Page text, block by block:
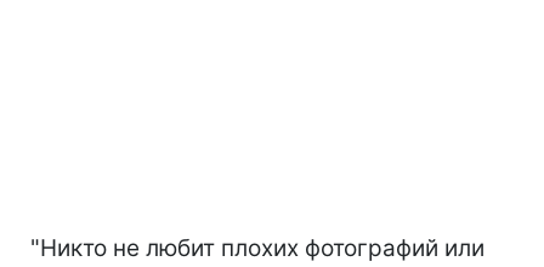
"Никто не любит плохих фотографий или